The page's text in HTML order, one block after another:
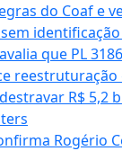
do Coaf e
identificação
que PL
reestruturação
R$ 5,2
Rogério